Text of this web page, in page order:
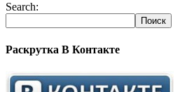
Search:
Раскрутка В Контакте